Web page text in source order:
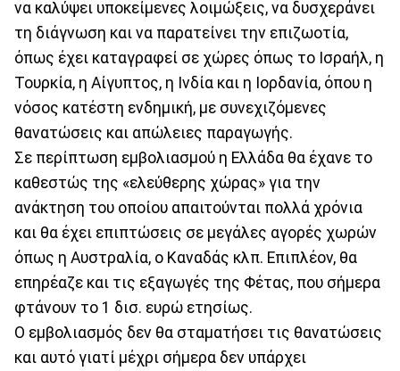
να καλύψει υποκείμενες λοιμώξεις, να δυσχεράνει
τη διάγνωση και να παρατείνει την επιζωοτία,
όπως έχει καταγραφεί σε χώρες όπως το Ισραήλ, η
Τουρκία, η Αίγυπτος, η Ινδία και η Ιορδανία, όπου η
νόσος κατέστη ενδημική, με συνεχιζόμενες
θανατώσεις και απώλειες παραγωγής.
Σε περίπτωση εμβολιασμού η Ελλάδα θα έχανε το
καθεστώς της «ελεύθερης χώρας» για την
ανάκτηση του οποίου απαιτούνται πολλά χρόνια
και θα έχει επιπτώσεις σε μεγάλες αγορές χωρών
όπως η Αυστραλία, ο Καναδάς κλπ. Επιπλέον, θα
επηρέαζε και τις εξαγωγές της Φέτας, που σήμερα
φτάνουν το 1 δισ. ευρώ ετησίως.
Ο εμβολιασμός δεν θα σταματήσει τις θανατώσεις
και αυτό γιατί μέχρι σήμερα δεν υπάρχει